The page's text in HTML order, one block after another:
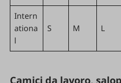
Intern
ationa
l
S M L
Camici da lavoro,